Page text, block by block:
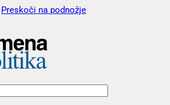
Preskoči na podnožje